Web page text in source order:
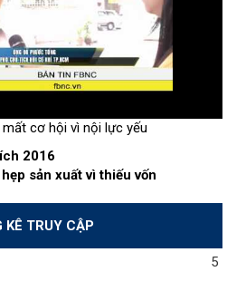
cơ hội vì nội lực yếu
2016
sản xuất vì thiếu vốn
KÊ TRUY CẬP
5